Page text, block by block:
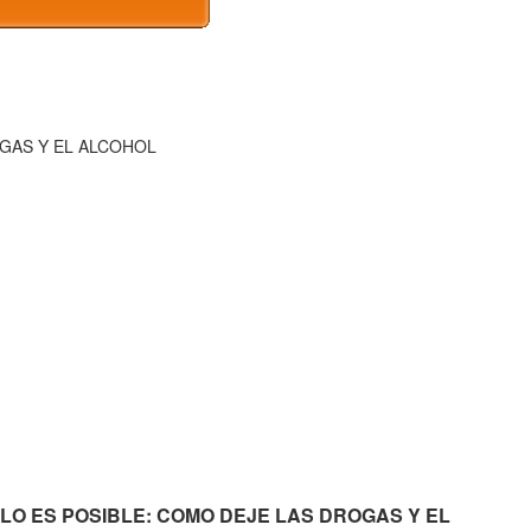
Y EL ALCOHOL
ES POSIBLE: COMO DEJE LAS DROGAS Y EL